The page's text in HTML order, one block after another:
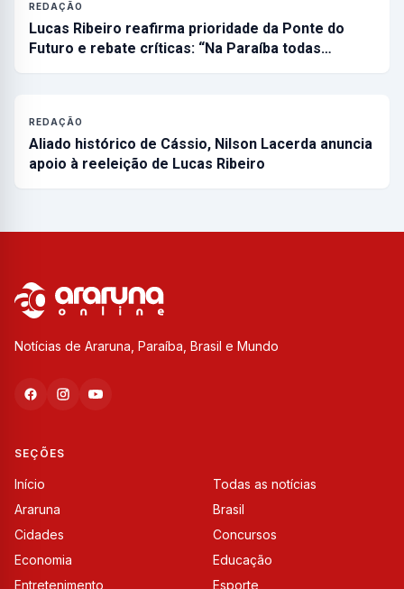
REDAÇÃO
Lucas Ribeiro reafirma prioridade da Ponte do
Futuro e rebate críticas: “Na Paraíba todas…
REDAÇÃO
Aliado histórico de Cássio, Nilson Lacerda anuncia
apoio à reeleição de Lucas Ribeiro
Notícias de Araruna, Paraíba, Brasil e Mundo
SEÇÕES
Início
Todas as notícias
Araruna
Brasil
Cidades
Concursos
Economia
Educação
Entretenimento
Esporte